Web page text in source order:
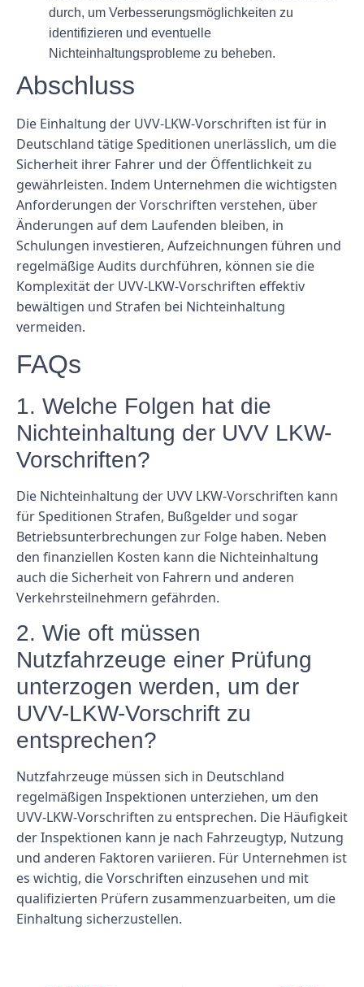
durch, um Verbesserungsmöglichkeiten zu
identifizieren und eventuelle
Nichteinhaltungsprobleme zu beheben.
Abschluss
Die Einhaltung der UVV-LKW-Vorschriften ist für in
Deutschland tätige Speditionen unerlässlich, um die
Sicherheit ihrer Fahrer und der Öffentlichkeit zu
gewährleisten. Indem Unternehmen die wichtigsten
Anforderungen der Vorschriften verstehen, über
Änderungen auf dem Laufenden bleiben, in
Schulungen investieren, Aufzeichnungen führen und
regelmäßige Audits durchführen, können sie die
Komplexität der UVV-LKW-Vorschriften effektiv
bewältigen und Strafen bei Nichteinhaltung
vermeiden.
FAQs
1. Welche Folgen hat die
Nichteinhaltung der UVV LKW-
Vorschriften?
Die Nichteinhaltung der UVV LKW-Vorschriften kann
für Speditionen Strafen, Bußgelder und sogar
Betriebsunterbrechungen zur Folge haben. Neben
den finanziellen Kosten kann die Nichteinhaltung
auch die Sicherheit von Fahrern und anderen
Verkehrsteilnehmern gefährden.
2. Wie oft müssen
Nutzfahrzeuge einer Prüfung
unterzogen werden, um der
UVV-LKW-Vorschrift zu
entsprechen?
Nutzfahrzeuge müssen sich in Deutschland
regelmäßigen Inspektionen unterziehen, um den
UVV-LKW-Vorschriften zu entsprechen. Die Häufigkeit
der Inspektionen kann je nach Fahrzeugtyp, Nutzung
und anderen Faktoren variieren. Für Unternehmen ist
es wichtig, die Vorschriften einzusehen und mit
qualifizierten Prüfern zusammenzuarbeiten, um die
Einhaltung sicherzustellen.